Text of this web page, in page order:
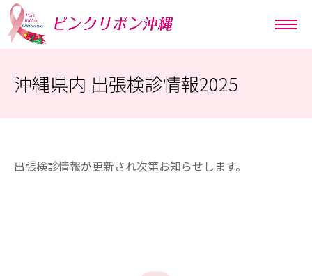
沖縄県内 出張検診情報2025
出張検診情報が更新され次第お知らせします。